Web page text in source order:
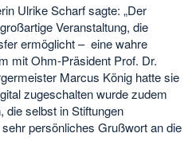
Ulrike Scharf sagte: „Der
Veranstaltung, die
ermöglicht – eine wahre
mit Ohm-Präsident Prof. Dr.
Marcus König hatte sie
zugeschalten wurde zudem
die selbst in Stiftungen
persönliches Grußwort an die